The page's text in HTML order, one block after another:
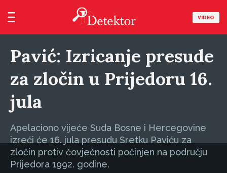
VIDEO
Pavić: Izricanje presude
za zločin u Prijedoru 16.
jula
Apelaciono vijeće Suda Bosne i Hercegovine
izreći će 16. jula presudu Sretku Paviću za
zločin protiv čovječnosti počinjen na području
Prijedora 1992. godine.